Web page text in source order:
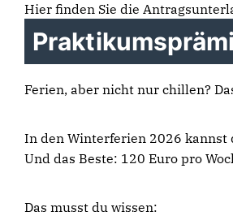
Hier finden Sie die
Ferien, aber nicht nur chillen?
In den Winterferien 2026
Und das Beste: 120 Euro pro
Das musst du wissen: